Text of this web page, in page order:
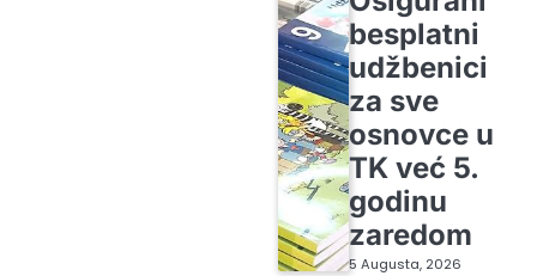
besplatni
udžbenici
za sve
osnovce u
TK već 5.
godinu
zaredom
5 Augusta, 2026